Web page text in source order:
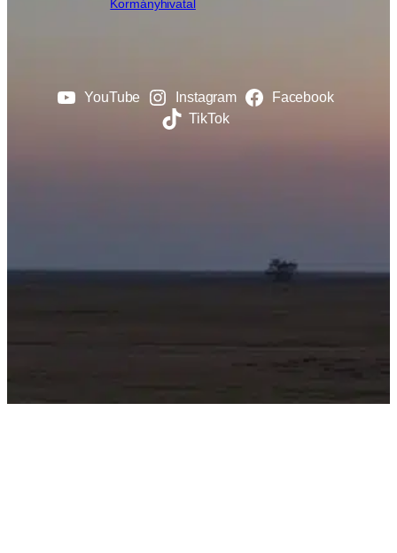
Kormányhivatal
YouTube Instagram
Facebook
TikTok